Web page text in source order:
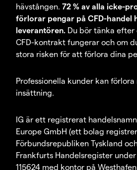
hävstången. 72 % av alla icke-
förlorar pengar på CFD-handel
leverantören. Du bör tänka
CFD-kontrakt fungerar och om
stora risken för att förlora dina
Professionella kunder kan
insättning.
IG är ett registrerat
Europe GmbH (ett bolag
Förbundsrepubliken Tyskland
Frankfurts Handelsregister under
115624 med kontor på